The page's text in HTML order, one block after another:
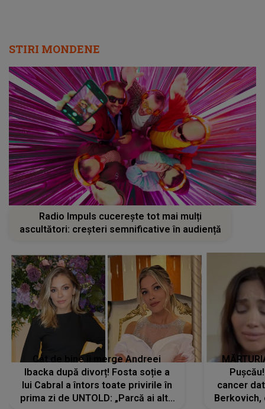
STIRI MONDENE
Radio Impuls cucerește tot mai mulți
ascultători: creșteri semnificative în audiență
Cât de bine îi merge Andreei
Ibacka după divorț! Fosta soție a
lui Cabral a întors toate privirile în
prima zi de UNTOLD: „Parcă ai altă
cancer
Berkovich,